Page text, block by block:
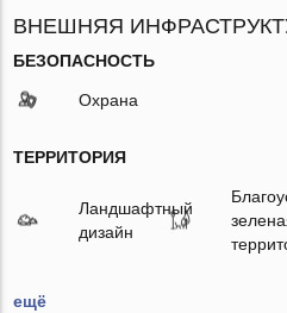
ВНЕШНЯЯ
БЕЗОПАСНОСТЬ
Охрана
ТЕРРИТОРИЯ
Ландшафтный
дизайн
ещё